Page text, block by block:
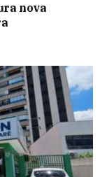
nova